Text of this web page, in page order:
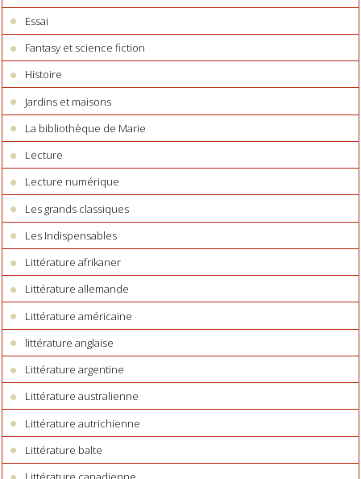
Essai
Fantasy et science fiction
Histoire
Jardins et maisons
La bibliothèque de Marie
Lecture
Lecture numérique
Les grands classiques
Les Indispensables
Littérature afrikaner
Littérature allemande
Littérature américaine
littérature anglaise
Littérature argentine
Littérature australienne
Littérature autrichienne
Littérature balte